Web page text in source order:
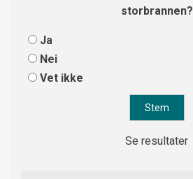
storbrannen?
Ja
Nei
Vet ikke
Se resultater